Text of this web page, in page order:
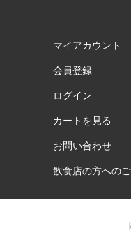
マイアカウント
会員登録
ログイン
カートを見る
お問い合わせ
飲食店の方への